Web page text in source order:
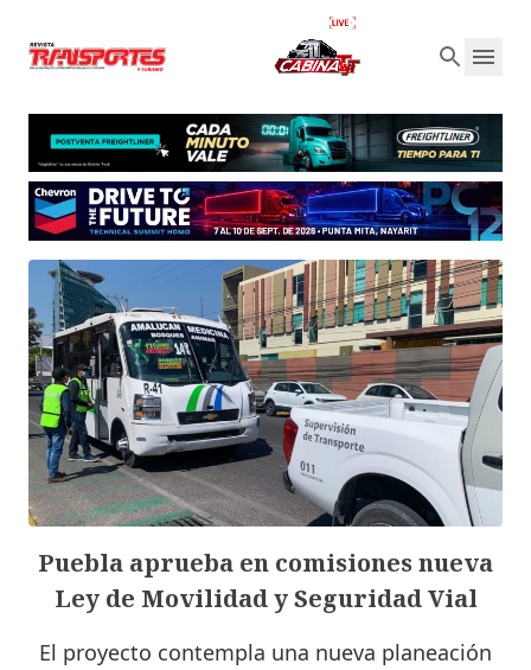
Puebla aprueba en comisiones nueva
Ley de Movilidad y Seguridad Vial
El proyecto contempla una nueva planeación